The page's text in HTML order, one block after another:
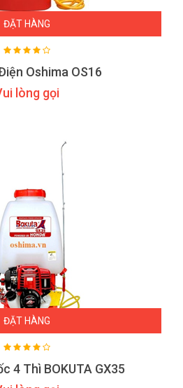
ĐẶT HÀNG
Oshima OS16
lòng gọi
ĐẶT HÀNG
4 Thì BOKUTA GX35